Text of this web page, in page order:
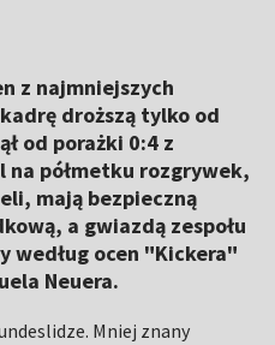
z najmniejszych
droższą tylko od
od porażki 0:4 z
na półmetku rozgrywek,
mają bezpieczną
a gwiazdą zespołu
według ocen "Kickera"
Neuera.
Mniej znany